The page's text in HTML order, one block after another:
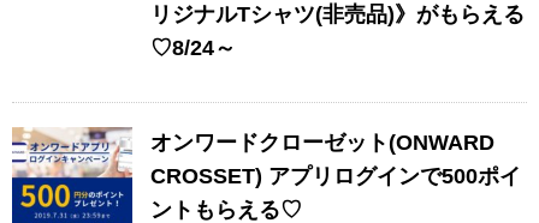
リジナルTシャツ(非売品)》がもらえる
♡8/24～
オンワードクローゼット(ONWARD
CROSSET) アプリログインで500ポイ
ントもらえる♡